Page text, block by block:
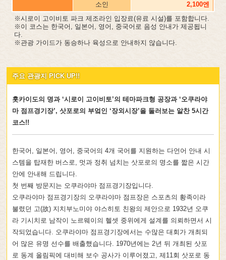
소인
2,100엔
※시로이 고이비토 파크 제조라인 입장료(유료 시설)를 포함합니다.
※이 코스는 한국어, 일본어, 영어, 중국어로 음성 안내가 제공됩니
다.
※관광 가이드가 동승하나 육성으로 안내하지 않습니다.
주요 관광지 PICK UP!!
홋카이도의 명과 ‘시로이 고이비토’의 테마파크형 공장과 ‘오쿠라야
마 점프경기장’, 삿포로의 부엌인 ‘장외시장’을 둘러보는 알찬 5시간
코스!!
한국어, 일본어, 영어, 중국어의 4개 국어를 지원하는 다언어 안내 시
스템을 탑재한 버스로, 멋과 정취 넘치는 삿포로의 명소를 짧은 시간
안에 안내해 드립니다.
첫 번째 방문지는 오쿠라야마 점프경기장입니다.
오쿠라야마 점프경기장의 오쿠라야마 점프장은 스포츠의 황족이라
불렸던 고(故) 지치부노미야 야스히토 친왕의 제안으로 1932년 오쿠
라 기시치로 남작이 노르웨이의 헬셋 중위에게 설계를 의뢰하면서 시
작되었습니다. 오쿠라야마 점프경기장에서는 수많은 대회가 개최되
어 많은 유명 선수를 배출했습니다. 1970년에는 2년 뒤 개최된 삿포
로 동계 올림픽에 대비해 보수 공사가 이루어졌고, 제11회 삿포로 동